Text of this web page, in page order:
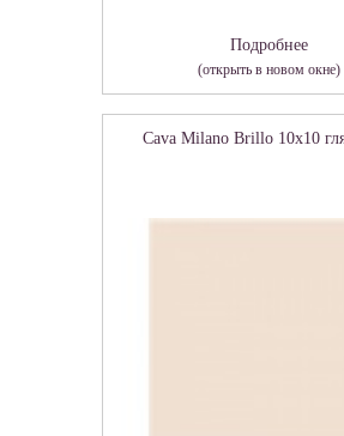
Подробнее
(открыть в новом окне)
Cava Milano Brillo 10x10